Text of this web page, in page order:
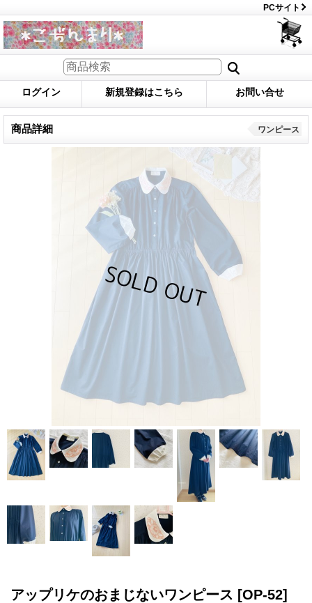
PCサイト
ログイン 新規登録はこちら お問い合せ
商品詳細 ワンピース
アップリケのおまじないワンピース [OP-52]